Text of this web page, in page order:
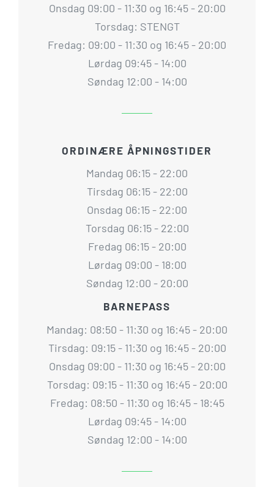
Onsdag 09:00 - 11:30 og 16:45 - 20:00
Torsdag: STENGT
Fredag: 09:00 - 11:30 og 16:45 - 20:00
Lørdag 09:45 - 14:00
Søndag 12:00 - 14:00
ORDINÆRE ÅPNINGSTIDER
Mandag 06:15 - 22:00
Tirsdag 06:15 - 22:00
Onsdag 06:15 - 22:00
Torsdag 06:15 - 22:00
Fredag 06:15 - 20:00
Lørdag 09:00 - 18:00
Søndag 12:00 - 20:00
BARNEPASS
Mandag: 08:50 - 11:30 og 16:45 - 20:00
Tirsdag: 09:15 - 11:30 og 16:45 - 20:00
Onsdag 09:00 - 11:30 og 16:45 - 20:00
Torsdag: 09:15 - 11:30 og 16:45 - 20:00
Fredag: 08:50 - 11:30 og 16:45 - 18:45
Lørdag 09:45 - 14:00
Søndag 12:00 - 14:00